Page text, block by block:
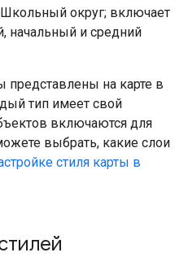
округ; включает
начальный и средний
на карте в
тип имеет свой
включаются для
выбрать, какие слои
стиля карты в